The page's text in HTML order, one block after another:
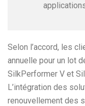
Selon l’accord, les
annuelle pour un lot
SilkPerformer V et
L’intégration des
renouvellement des